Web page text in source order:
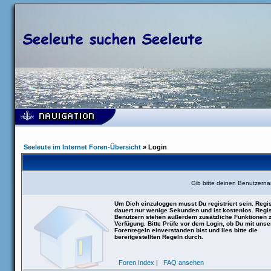
Seeleute im Internet Foren-Übersicht » Login
Gib bitte deinen
Um Dich einzuloggen musst Du registriert sein.
dauert nur wenige Sekunden und ist kostenlos.
Benutzern stehen außerdem zusätzliche Funktionen
Verfügung. Bitte Prüfe vor dem Login, ob Du mit
Forenregeln einverstanden bist und lies bitte die
bereitgestellten Regeln durch.
Foren Index | FAQ ansehen